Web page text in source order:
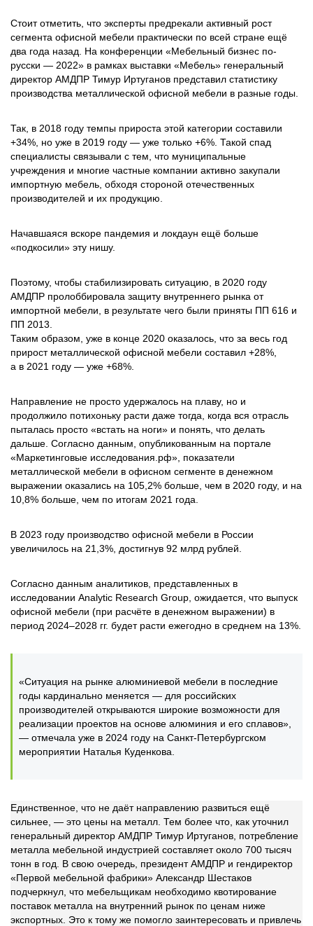
Стоит отметить, что эксперты предрекали активный рост
сегмента офисной мебели практически по всей стране ещё
два года назад. На конференции «Мебельный бизнес по-
русски ― 2022» в рамках выставки «Мебель» генеральный
директор АМДПР Тимур Иртуганов представил статистику
производства металлической офисной мебели в разные годы.
Так, в 2018 году темпы прироста этой категории составили
+34%, но уже в 2019 году — уже только +6%. Такой спад
специалисты связывали с тем, что муниципальные
учреждения и многие частные компании активно закупали
импортную мебель, обходя стороной отечественных
производителей и их продукцию.
Начавшаяся вскоре пандемия и локдаун ещё больше
«подкосили» эту нишу.
Поэтому, чтобы стабилизировать ситуацию, в 2020 году
АМДПР пролоббировала защиту внутреннего рынка от
импортной мебели, в результате чего были приняты ПП 616 и
ПП 2013.
Таким образом, уже в конце 2020 оказалось, что за весь год
прирост металлической офисной мебели составил +28%,
а в 2021 году — уже +68%.
Направление не просто удержалось на плаву, но и
продолжило потихоньку расти даже тогда, когда вся отрасль
пыталась просто «встать на ноги» и понять, что делать
дальше. Согласно данным, опубликованным на портале
«Маркетинговые исследования.рф», показатели
металлической мебели в офисном сегменте в денежном
выражении оказались на 105,2% больше, чем в 2020 году, и на
10,8% больше, чем по итогам 2021 года.
В 2023 году производство офисной мебели в России
увеличилось на 21,3%, достигнув 92 млрд рублей.
Согласно данным аналитиков, представленных в
исследовании Analytic Research Group, ожидается, что выпуск
офисной мебели (при расчёте в денежном выражении) в
период 2024‒2028 гг. будет расти ежегодно в среднем на 13%.
«Ситуация на рынке алюминиевой мебели в последние
годы кардинально меняется — для российских
производителей открываются широкие возможности для
реализации проектов на основе алюминия и его сплавов»,
— отмечала уже в 2024 году на Санкт-Петербургском
мероприятии Наталья Куденкова.
Единственное, что не даёт направлению развиться ещё
сильнее, ― это цены на металл. Тем более что, как уточнил
генеральный директор АМДПР Тимур Иртуганов, потребление
металла мебельной индустрией составляет около 700 тысяч
тонн в год. В свою очередь, президент АМДПР и гендиректор
«Первой мебельной фабрики» Александр Шестаков
подчеркнул, что мебельщикам необходимо квотирование
поставок металла на внутренний рынок по ценам ниже
экспортных. Это к тому же помогло заинтересовать и привлечь